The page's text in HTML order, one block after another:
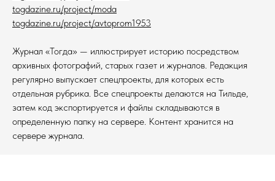
togdazine.ru/project/moda
togdazine.ru/project/avtoprom1953
Журнал «Тогда» — иллюстрирует историю посредством
архивных фотографий, старых газет и журналов. Редакция
регулярно выпускает спецпроекты, для которых есть
отдельная рубрика. Все спецпроекты делаются на Тильде,
затем код экспортируется и файлы складываются в
определенную папку на сервере. Контент хранится на
сервере журнала.